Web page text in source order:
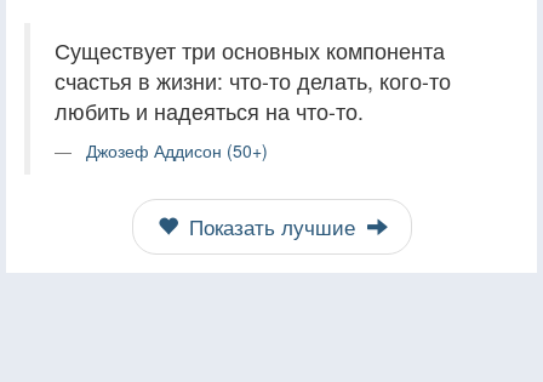
Существует три основных компонента
счастья в жизни: что-то делать, кого-то
любить и надеяться на что-то.
Джозеф Аддисон (50+)
Показать лучшие